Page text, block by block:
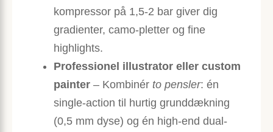
kompressor på 1,5-2 bar giver dig
gradienter, camo-pletter og fine
highlights.
Professionel illustrator eller custom
painter – Kombinér to pensler: én
single-action til hurtig grunddækning
(0,5 mm dyse) og én high-end dual-